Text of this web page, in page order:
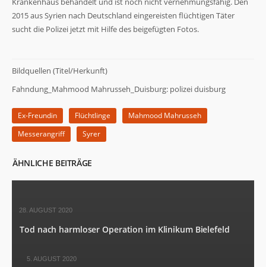
2015 aus Syrien nach Deutschland eingereisten flüchtigen Täter
sucht die Polizei jetzt mit Hilfe des beigefügten Fotos.
Bildquellen (Titel/Herkunft)
Fahndung_Mahmood Mahrusseh_Duisburg: polizei duisburg
Ex-Freundin Flüchtlinge
Mahmood Mahrusseh
Messerangriff
Syrer
ÄHNLICHE BEITRÄGE
28. AUGUST 2020
Tod nach harmloser Operation im Klinikum Bielefeld
5. AUGUST 2020